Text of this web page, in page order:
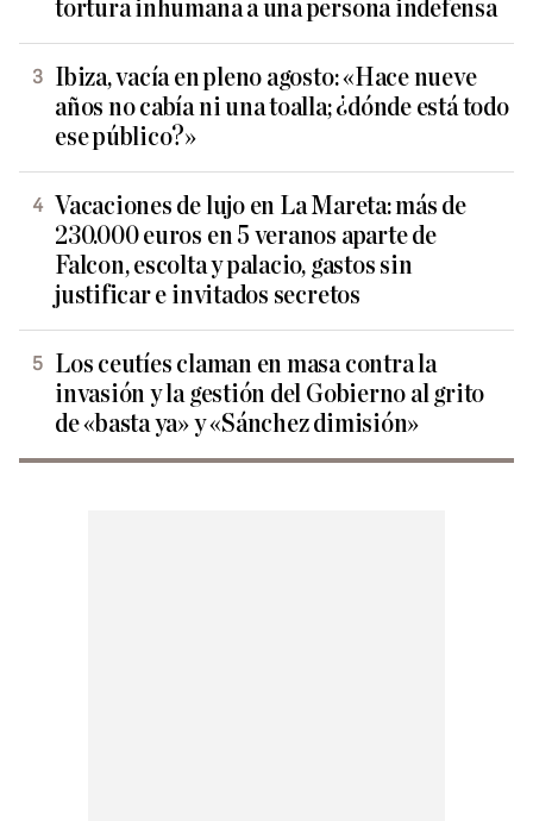
tortura inhumana a una persona indefensa
Ibiza, vacía en pleno agosto: «Hace nueve
años no cabía ni una toalla; ¿dónde está todo
ese público?»
Vacaciones de lujo en La Mareta: más de
230.000 euros en 5 veranos aparte de
Falcon, escolta y palacio, gastos sin
justificar e invitados secretos
Los ceutíes claman en masa contra la
invasión y la gestión del Gobierno al grito
de «basta ya» y «Sánchez dimisión»